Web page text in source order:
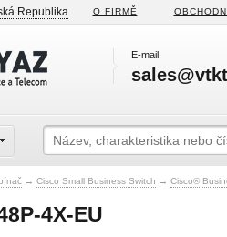
Republika O FIRMĚ
E-mail
→ Cisco Small Business Switch → Cisco®
4X-EU